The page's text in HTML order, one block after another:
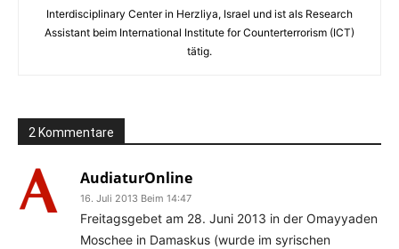
Interdisciplinary Center in Herzliya, Israel und ist als Research
Assistant beim International Institute for Counterterrorism (ICT)
tätig.
2 Kommentare
AudiaturOnline
16. Juli 2013 Beim 14:47
Freitagsgebet am 28. Juni 2013 in der Omayyaden
Moschee in Damaskus (wurde im syrischen